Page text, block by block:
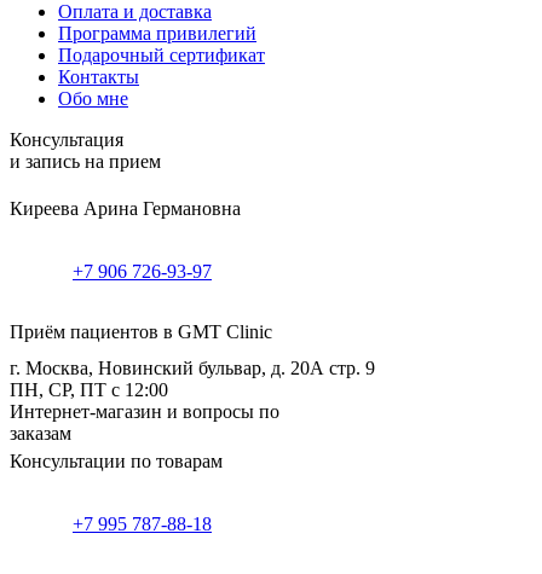
Оплата и доставка
Программа привилегий
Подарочный сертификат
Контакты
Обо мне
Консультация
и запись на прием
Киреева Арина Германовна
+7 906 726-93-97
Приём пациентов в GMT Clinic
г. Москва, Новинский бульвар, д. 20А стр. 9
ПН, СР, ПТ с 12:00
Интернет-магазин и вопросы по
заказам
Консультации по товарам
+7 995 787-88-18